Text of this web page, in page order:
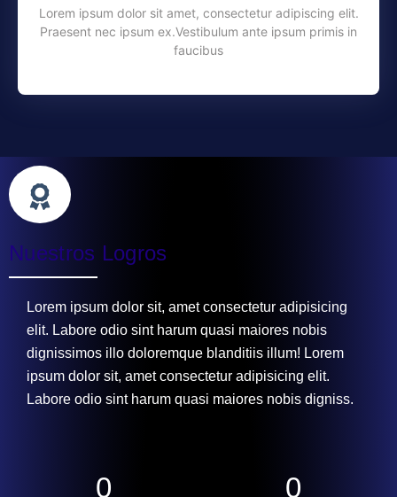
Lorem ipsum dolor sit amet, consectetur adipiscing elit.
Praesent nec ipsum ex.Vestibulum ante ipsum primis in
faucibus
Nuestros Logros
Lorem ipsum dolor sit, amet consectetur adipisicing
elit. Labore odio sint harum quasi maiores nobis
dignissimos illo doloremque blanditiis illum! Lorem
ipsum dolor sit, amet consectetur adipisicing elit.
Labore odio sint harum quasi maiores nobis digniss.
0 0